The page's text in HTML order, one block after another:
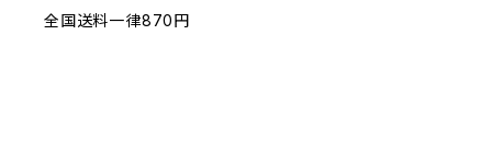
全国送料一律870円